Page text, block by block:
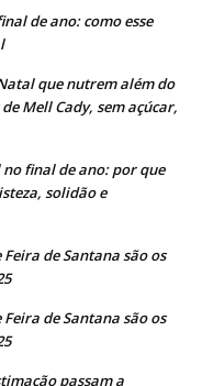
de ano: como esse
que nutrem além do
Mell Cady, sem açúcar,
final de ano: por que
solidão e
Feira de Santana são os
Feira de Santana são os
passam a